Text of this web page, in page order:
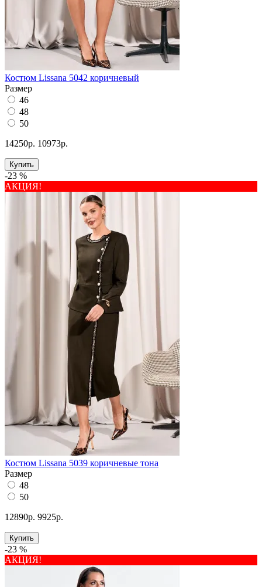
Костюм Lissana 5042 коричневый
Размер
46
48
50
14250р. 10973р.
Купить
-23 %
АКЦИЯ!
Костюм Lissana 5039 коричневые тона
Размер
48
50
12890р. 9925р.
Купить
-23 %
АКЦИЯ!